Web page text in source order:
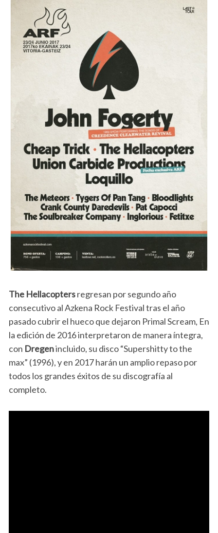
The Hellacoptersregresan por segundo año
consecutivo al Azkena Rock Festival tras el año
pasado cubrir el hueco que dejaron Primal Scream, En
la edición de 2016 interpretaron de manera íntegra,
con Dregenincluido, su disco “Supershitty to the
max” (1996), y en 2017 harán un amplio repaso por
todos los grandes éxitos de su discografía al
completo.